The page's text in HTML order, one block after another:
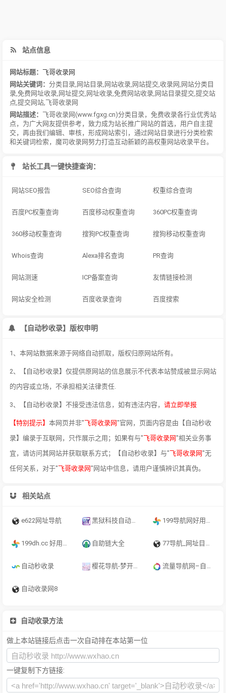
站点信息
网站标题： 飞哥收录网
网站关键词： 分类目录 网站目录 网站收录 网站提交 收录网 网站分类目
录 免费网址收录 网址提交 网址收录 免费网站收录 网站目录提交 提交站
点 提交网站 飞哥收录网
网站描述： 飞哥收录网(www.fgxg.cn)分类目录，免费收录各行业优秀站
点，为广大网友提供参考，致力成为站长推广网站的首选，用户自主提
交，再由我们编辑、审核，形成网站索引，通过网站目录进行分类检索
和关键词检索，魔司收录网努力打造互动新颖的高权重网站收录平台。
站长工具一键快捷查询：
网站SEO报告 SEO综合查询 权重综合查询
百度PC权重查询 百度移动权重查询 360PC权重查询
360移动权重查询 搜狗PC权重查询 搜狗移动权重查询
Whois查询 Alexa排名查询 PR查询
网站测速 ICP备案查询 友情链接检测
网站安全检测 百度收录查询 百度搜索
【自动秒收录】版权申明
1、本网站数据来源于网络自动抓取，版权归原网站所有。
2、【自动秒收录】仅提供原网站的信息展示不代表本站赞成被显示网站
的内容或立场，不承担相关法律责任.
3、【自动秒收录】不接受违法信息，如有违法内容， 请立即举报
【特别提示】 本网页并非"飞哥收录网"官网，页面内容是由【自动秒收
录】编录于互联网，只作展示之用；如果有与"飞哥收录网"相关业务事
宜，请访问其网站并获取联系方式；【自动秒收录】与"飞哥收录网"无
任何关系，对于"飞哥收录网"网站中信息，请用户谨慎辨识其真伪。
相关站点
e622网址导航 黑狱科技自动秒收录导航网︱黑狱科技永久地址收藏不迷路 199导航网好用的综合网址大全
199dh.cc 好用的综合网址大全 自助链大全 77导航_网址目录_站长网址大全_网站提交收录平台
自动秒收录 樱花导航-梦开始的地方-你的梦中情站 流量导航网–自动收录–最懂你的导航网站
自动收录网8
自动收录方法
做上本站链接后点击一次自动排在本站第一位
一键复制下方链接: